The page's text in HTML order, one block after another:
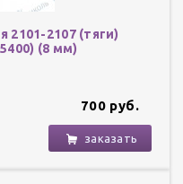
2101-2107 (тяги)
(8 мм)
700 руб.
заказать